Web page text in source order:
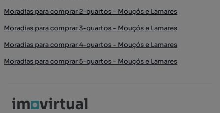
Moradias para comprar 2-quartos - Mouçós e Lamares
Moradias para comprar 3-quartos - Mouçós e Lamares
Moradias para comprar 4-quartos - Mouçós e Lamares
Moradias para comprar 5-quartos - Mouçós e Lamares